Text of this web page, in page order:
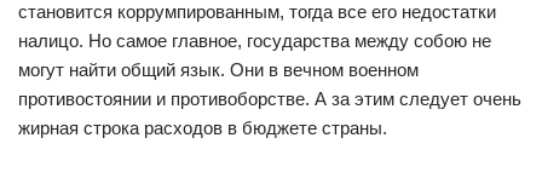
становится коррумпированным, тогда все его недостатки
налицо. Но самое главное, государства между собою не
могут найти общий язык. Они в вечном военном
противостоянии и противоборстве. А за этим следует очень
жирная строка расходов в бюджете страны.